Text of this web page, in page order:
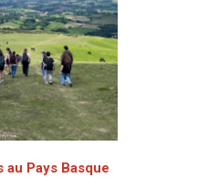
au Pays Basque